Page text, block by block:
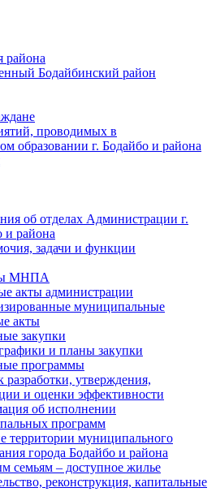
района
Бодайбинский район
проводимых в
образовании г. Бодайбо и района
об отделах Администрации г.
и района
задачи и функции
МНПА
акты администрации
муниципальные
акты
закупки
и планы закупки
программы
разработки, утверждения,
и оценки эффективности
об исполнении
программ
территории муниципального
города Бодайбо и района
семьям – доступное жилье
реконструкция, капитальные